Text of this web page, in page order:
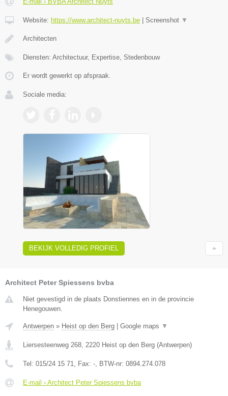
Website: https://www.architect-nuyts.be Screenshot ▼
Architecten
Diensten: Architectuur, Expertise, Stedenbouw
Er wordt gewerkt op afspraak.
Sociale media:
BEKIJK VOLLEDIG PROFIEL
Architect Peter Spiessens bvba
Niet gevestigd in de plaats Donstiennes en in de provincie
Henegouwen.
Antwerpen » Heist op den Berg Google maps ▼
Liersesteenweg 268 2220 Heist op den Berg (Antwerpen)
Tel: 015/24 15 71 , Fax: - , BTW-nr: 0894.274.078
E-mail › Architect Peter Spiessens bvba